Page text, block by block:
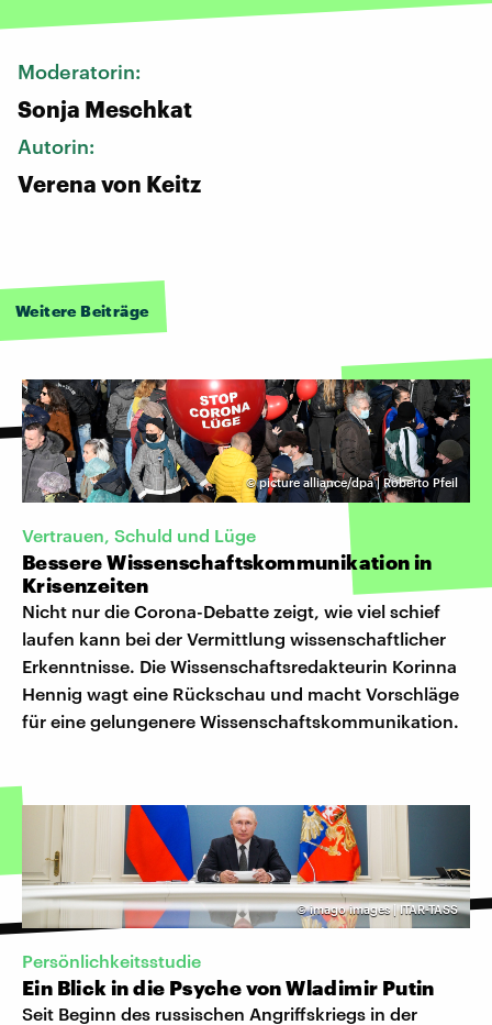
Moderatorin:
Sonja Meschkat
Autorin:
Verena von Keitz
Weitere Beiträge
©picture alliance/dpa | Roberto Pfeil
Vertrauen, Schuld und Lüge
Bessere Wissenschaftskommunikation in
Krisenzeiten
Nicht nur die Corona-Debatte zeigt, wie viel schief
laufen kann bei der Vermittlung wissenschaftlicher
Erkenntnisse. Die Wissenschaftsredakteurin Korinna
Hennig wagt eine Rückschau und macht Vorschläge
für eine gelungenere Wissenschaftskommunikation.
©imago images | ITAR-TASS
Persönlichkeitsstudie
Ein Blick in die Psyche von Wladimir Putin
Seit Beginn des russischen Angriffskriegs in der